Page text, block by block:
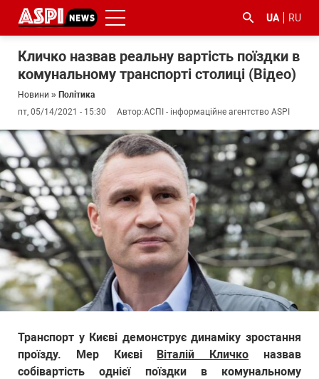
UA RU
Кличко назвав реальну вартість поїздки в
комунальному транспорті столиці (Відео)
Новини » Політика
пт, 05/14/2021 - 15:30
Автор:АСПІ - інформаційне агентство ASPI
Транспорт у Києві демонструє динаміку зростання
проїзду. Мер Києві Віталій Кличко назвав
собівартість однієї поїздки в комунальному
#ООС
#боротьба
з
корупцією
#ДФС #Київ #коронавірус